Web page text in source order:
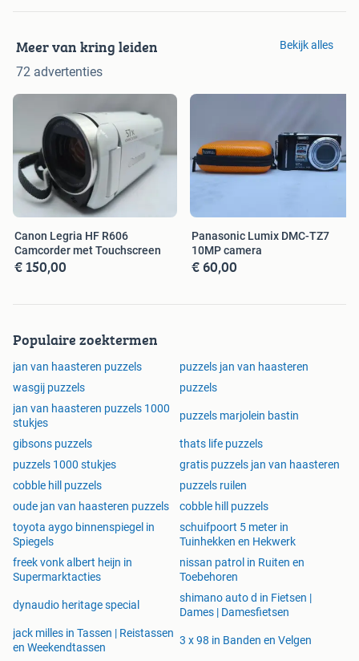
Meer van kring leiden
72 advertenties
Bekijk alles
Canon Legria HF R606
Camcorder met Touchscreen
€ 150,00
Panasonic Lumix DMC-TZ7
10MP camera
€ 60,00
Populaire zoektermen
jan van haasteren puzzels
puzzels jan van haasteren
wasgij puzzels
puzzels
jan van haasteren puzzels 1000
stukjes
puzzels marjolein bastin
gibsons puzzels
thats life puzzels
puzzels 1000 stukjes
gratis puzzels jan van haasteren
cobble hill puzzels
puzzels ruilen
oude jan van haasteren puzzels
cobble hill puzzels
toyota aygo binnenspiegel in
Spiegels
schuifpoort 5 meter in
Tuinhekken en Hekwerk
freek vonk albert heijn in
Supermarktacties
nissan patrol in Ruiten en
Toebehoren
dynaudio heritage special
shimano auto d in Fietsen |
Dames | Damesfietsen
jack milles in Tassen | Reistassen
en Weekendtassen
3 x 98 in Banden en Velgen